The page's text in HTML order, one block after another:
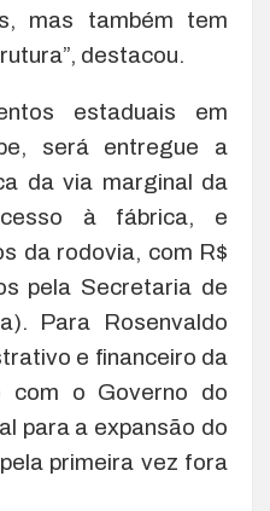
mas também tem
destacou.
estaduais em
será entregue a
da via marginal da
à fábrica, e
da rodovia, com R$
pela Secretaria de
Para Rosenvaldo
e financeiro da
com o Governo do
para a expansão do
primeira vez fora